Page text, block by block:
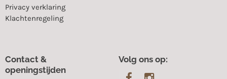
Privacy verklaring
Klachtenregeling
Volg ons op:
Contact &
openingstijden